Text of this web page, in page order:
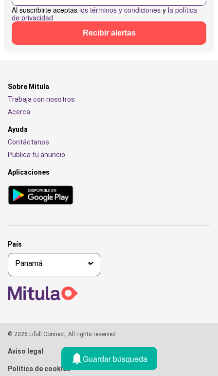
Al suscribirte aceptas los términos y condiciones y la política
de privacidad
Recibir alertas
Guardar búsqueda
Sobre Mitula
Trabaja con nosotros
Acerca
Ayuda
Contáctanos
Publica tu anuncio
Aplicaciones
País
© 2026 Lifull Connect, All rights reserved
Aviso legal
Política de cookies